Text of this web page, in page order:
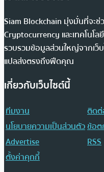
Siam Blockchain มุ่งมั่นที่จะช่
Cryptocurrency และเทคโนโ
รวบรวมข้อมูลส่วนใหญ่จากเว็บ
แปลส่งตรงถึงฟีดคุณ
เกี่ยวกับเว็บไซต์นี้
ทีมงาน
ติดต่
นโยบายความเป็นส่วนตัวข้อต
Advertise
RSS
ตั้งค่าคุกกี้